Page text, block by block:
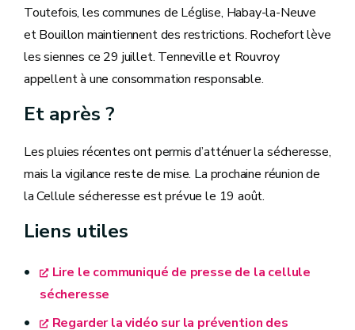
Toutefois, les communes de Léglise, Habay-la-Neuve
et Bouillon maintiennent des restrictions. Rochefort lève
les siennes ce 29 juillet. Tenneville et Rouvroy
appellent à une consommation responsable.
Et après ?
Les pluies récentes ont permis d’atténuer la sécheresse,
mais la vigilance reste de mise. La prochaine réunion de
la Cellule sécheresse est prévue le 19 août.
Liens utiles
Lire le communiqué de presse de la cellule
sécheresse
Regarder la vidéo sur la prévention des